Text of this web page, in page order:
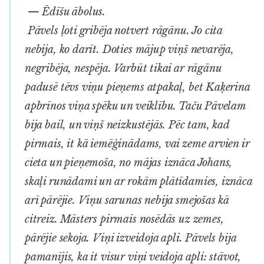
— Ēdīšu ābolus.
Pāvels ļoti gribēja notvert rāgānu. Jo cita
nebija, ko darīt. Doties mājup viņš nevarēja,
negribēja, nespēja. Varbūt tikai ar rāgānu
padusē tēvs viņu pieņems atpakaļ, bet Kaķerina
apbrīnos viņa spēku un veiklību. Taču Pāvelam
bija bail, un viņš neizkustējās. Pēc tam, kad
pirmais, it kā iemēģinādams, vai zeme arvien ir
cieta un pieņemoša, no mājas iznāca Johans,
skaļi runādami un ar rokām plātīdamies, iznāca
arī pārējie. Viņu sarunas nebija smejošas kā
citreiz. Māsters pirmais nosēdās uz zemes,
pārējie sekoja. Viņi izveidoja apli. Pāvels bija
pamanījis, ka it visur viņi veidoja apli: stāvot,